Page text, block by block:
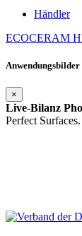
Händler
ECOCERAM
×
Live-Bilanz
Perfect Surfaces.